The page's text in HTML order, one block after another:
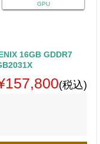
GPU
16GB GDDR7
(税込)